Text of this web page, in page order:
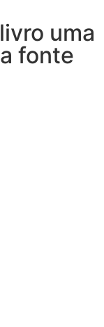
uma
fonte